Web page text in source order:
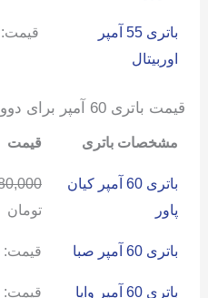
باتری 55 آمپر
اوربیتال
قیمت:
قیمت باتری 60 آمپر برای دوو سیلو:
مشخصات باتری قیمت
باتری 60 آمپر کیان
پاور
تومان
باتری 60 آمپر صبا قیمت:
باتری 60 آمپر وایا قیمت: